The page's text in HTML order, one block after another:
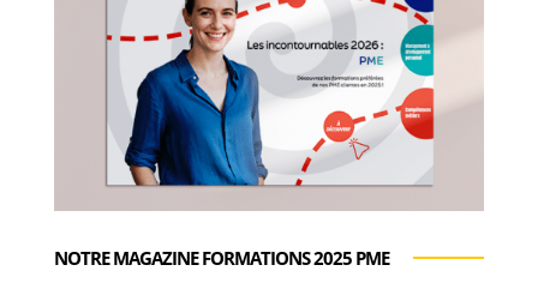
NOTRE MAGAZINE FORMATIONS 2025 PME